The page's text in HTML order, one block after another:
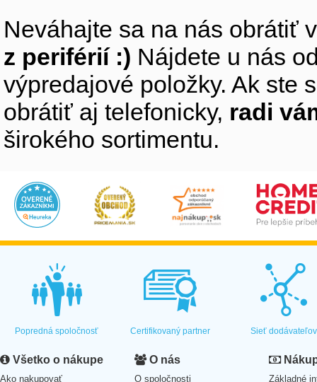
Neváhajte sa na nás obrátiť
z periférií :) Nájdete u nás
výpredajové položky. Ak ste
obrátiť aj telefonicky, radi
širokého sortimentu.
Popredná spoločnosť Certifikovaný partner Sieť dodávateľov
Všetko o nákupe
Ako nakupovať
O nás
O spoločnosti
Základné